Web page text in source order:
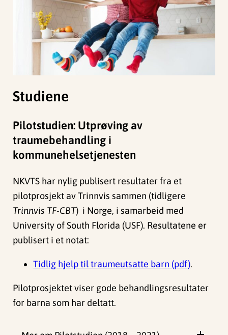
Studiene
Pilotstudien: Utprøving av
traumebehandling i
kommunehelsetjenesten
NKVTS har nylig publisert resultater fra et
pilotprosjekt av Trinnvis sammen (tidligere
Trinnvis TF-CBT) i Norge, i samarbeid med
University of South Florida (USF). Resultatene er
publisert i et notat:
Tidlig hjelp til traumeutsatte barn (pdf).
Pilotprosjektet viser gode behandlingsresultater
for barna som har deltatt.